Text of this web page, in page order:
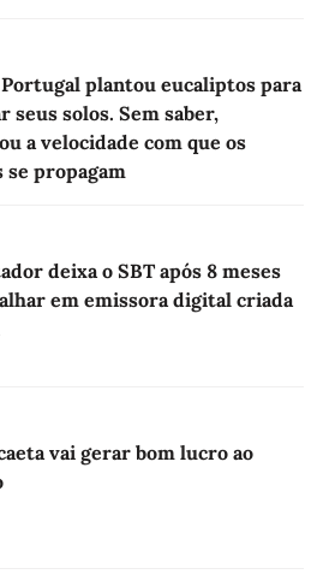
Portugal plantou eucaliptos para
seus solos. Sem saber,
a velocidade com que os
se propagam
deixa o SBT após 8 meses
em emissora digital criada
vai gerar bom lucro ao